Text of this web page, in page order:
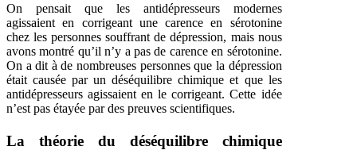
On pensait que les antidépresseurs modernes
agissaient en corrigeant une carence en sérotonine
chez les personnes souffrant de dépression, mais nous
avons montré qu’il n’y a pas de carence en sérotonine.
On a dit à de nombreuses personnes que la dépression
était causée par un déséquilibre chimique et que les
antidépresseurs agissaient en le corrigeant. Cette idée
n’est pas étayée par des preuves scientifiques.
La théorie du déséquilibre chimique